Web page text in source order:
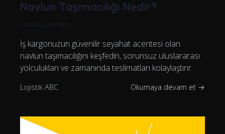
Navlun Taşımacılığı Nedir?
Rasmus Leichter
İş kargonuzun güvenilir seyahat acentesi olan
navlun taşımacılığını keşfedin, sorunsuz uluslararası
yolculukları ve zamanında teslimatları kolaylaştırır.
Lojistik ABC Okumaya devam et →